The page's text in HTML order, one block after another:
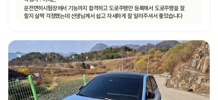
운전면허시험장에서 기능까지 합격하고 도로주행만 등록해서 도로주행을 잘
할지 살짝 걱정했는데 선생님께서 쉽고 자세하게 잘 알려주셔서 좋았습니다